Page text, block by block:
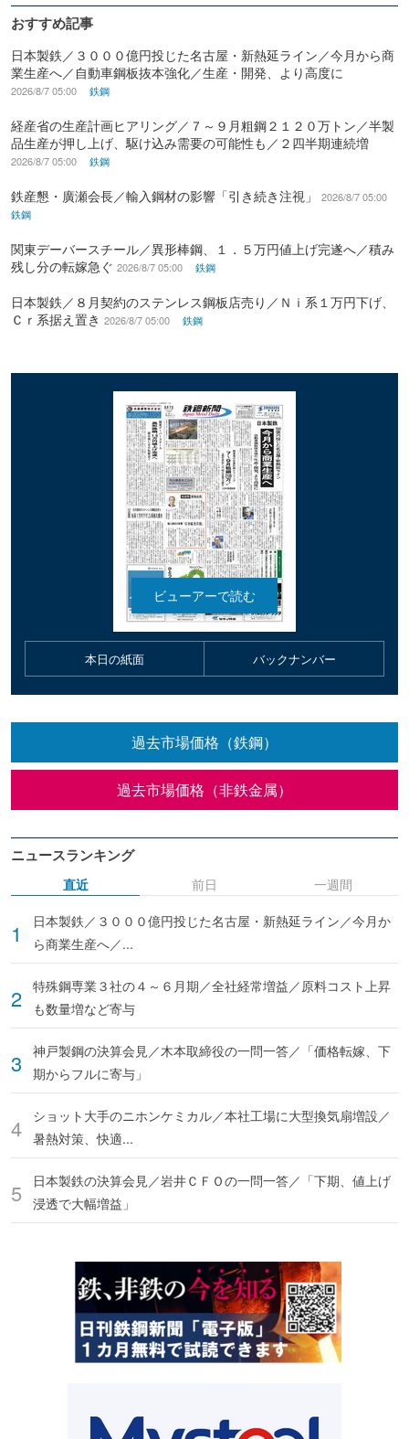
おすすめ記事
日本製鉄／３０００億円投じた名古屋・新熱延ライン／今月から商
業生産へ／自動車鋼板抜本強化／生産・開発、より高度に
2026/8/7 05:00 鉄鋼
経産省の生産計画ヒアリング／７～９月粗鋼２１２０万トン／半製
品生産が押し上げ、駆け込み需要の可能性も／２四半期連続増
2026/8/7 05:00 鉄鋼
鉄産懇・廣瀬会長／輸入鋼材の影響「引き続き注視」
2026/8/7 05:00
鉄鋼
関東デーバースチール／異形棒鋼、１．５万円値上げ完遂へ／積み
残し分の転嫁急ぐ 2026/8/7 05:00 鉄鋼
日本製鉄／８月契約のステンレス鋼板店売り／Ｎｉ系１万円下げ、
Ｃｒ系据え置き 2026/8/7 05:00 鉄鋼
本日の紙面 バックナンバー
過去市場価格（鉄鋼）
過去市場価格（非鉄金属）
ニュースランキング
直近
日本製鉄／３０００億円投じた名古屋・新熱延ライン／今月か
ら商業生産へ／...
特殊鋼専業３社の４～６月期／全社経常増益／原料コスト上昇
も数量増など寄与
神戸製鋼の決算会見／木本取締役の一問一答／「価格転嫁、下
期からフルに寄与」
ショット大手のニホンケミカル／本社工場に大型換気扇増設／
暑熱対策、快適...
日本製鉄の決算会見／岩井ＣＦＯの一問一答／「下期、値上げ
浸透で大幅増益」
前日 一週間